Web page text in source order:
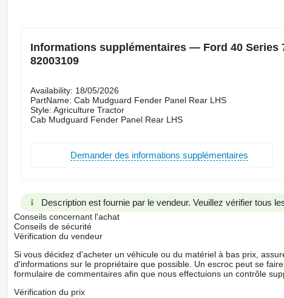
Informations supplémentaires — Ford 40 Series
82003109
Availability: 18/05/2026
PartName: Cab Mudguard Fender Panel Rear LHS
Style: Agriculture Tractor
Cab Mudguard Fender Panel Rear LHS
Demander des informations supplémentaires
Description est fournie par le vendeur. Veuillez vérifier tous
Conseils concernant l'achat
Conseils de sécurité
Vérification du vendeur
Si vous décidez d'acheter un véhicule ou du matériel à bas prix,
d'informations sur le propriétaire que possible. Un escroc peut se
formulaire de commentaires afin que nous effectuions un contrôle
Vérification du prix